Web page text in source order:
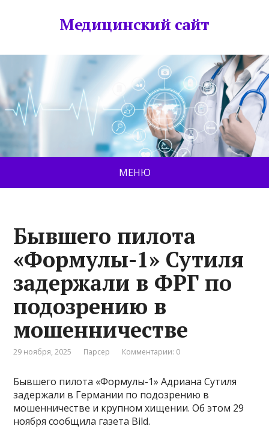
Медицинский сайт
МЕНЮ
Бывшего пилота
«Формулы-1» Сутиля
задержали в ФРГ по
подозрению в
мошенничестве
29 ноября, 2025 Парсер Комментарии: 0
Бывшего пилота «Формулы-1» Адриана Сутиля
задержали в Германии по подозрению в
мошенничестве и крупном хищении. Об этом 29
ноября сообщила газета Bild.